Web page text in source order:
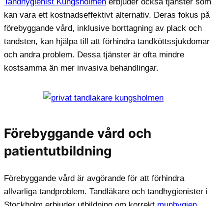
kan vara ett kostnadseffektivt alternativ. Deras fokus på
förebyggande vård, inklusive borttagning av plack och
tandsten, kan hjälpa till att förhindra tandköttssjukdomar
och andra problem. Dessa tjänster är ofta mindre
kostsamma än mer invasiva behandlingar.
Förebyggande vård och
patientutbildning
Förebyggande vård är avgörande för att förhindra
allvarliga tandproblem. Tandläkare och tandhygienister i